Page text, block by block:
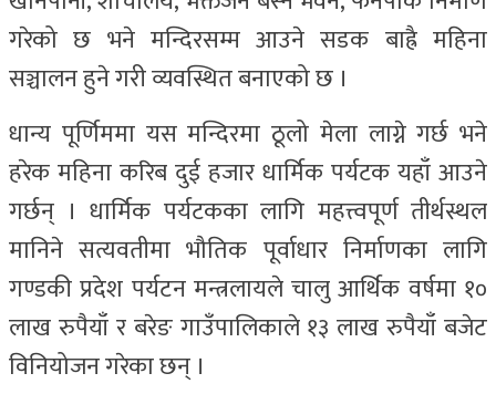
गरेको छ भने मन्दिरसम्म आउने सडक बाह्रै महिना
सञ्चालन हुने गरी व्यवस्थित बनाएको छ ।
धान्य पूर्णिममा यस मन्दिरमा ठूलो मेला लाग्ने गर्छ भने
हरेक महिना करिब दुई हजार धार्मिक पर्यटक यहाँ आउने
गर्छन् । धार्मिक पर्यटकका लागि महत्त्वपूर्ण तीर्थस्थल
मानिने सत्यवतीमा भौतिक पूर्वाधार निर्माणका लागि
गण्डकी प्रदेश पर्यटन मन्त्रलायले चालु आर्थिक वर्षमा १०
लाख रुपैयाँ र बरेङ गाउँपालिकाले १३ लाख रुपैयाँ बजेट
विनियोजन गरेका छन् ।